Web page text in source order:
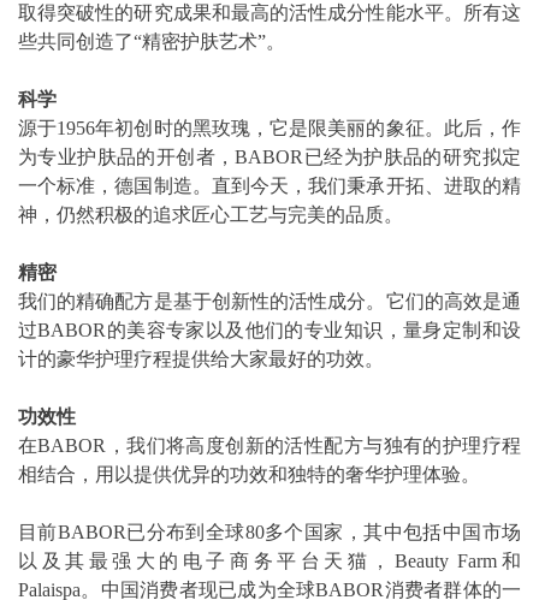
取得突破性的研究成果和最高的活性成分性能水平。所有这
些共同创造了“精密护肤艺术”。
科学
源于1956年初创时的黑玫瑰，它是限美丽的象征。此后，作
为专业护肤品的开创者，BABOR已经为护肤品的研究拟定
一个标准，德国制造。直到今天，我们秉承开拓、进取的精
神，仍然积极的追求匠心工艺与完美的品质。
精密
我们的精确配方是基于创新性的活性成分。它们的高效是通
过BABOR的美容专家以及他们的专业知识，量身定制和设
计的豪华护理疗程提供给大家最好的功效。
功效性
在BABOR，我们将高度创新的活性配方与独有的护理疗程
相结合，用以提供优异的功效和独特的奢华护理体验。
目前BABOR已分布到全球80多个国家，其中包括中国市场
以及其最强大的电子商务平台天猫，Beauty Farm和
Palaispa。中国消费者现已成为全球BABOR消费者群体的一